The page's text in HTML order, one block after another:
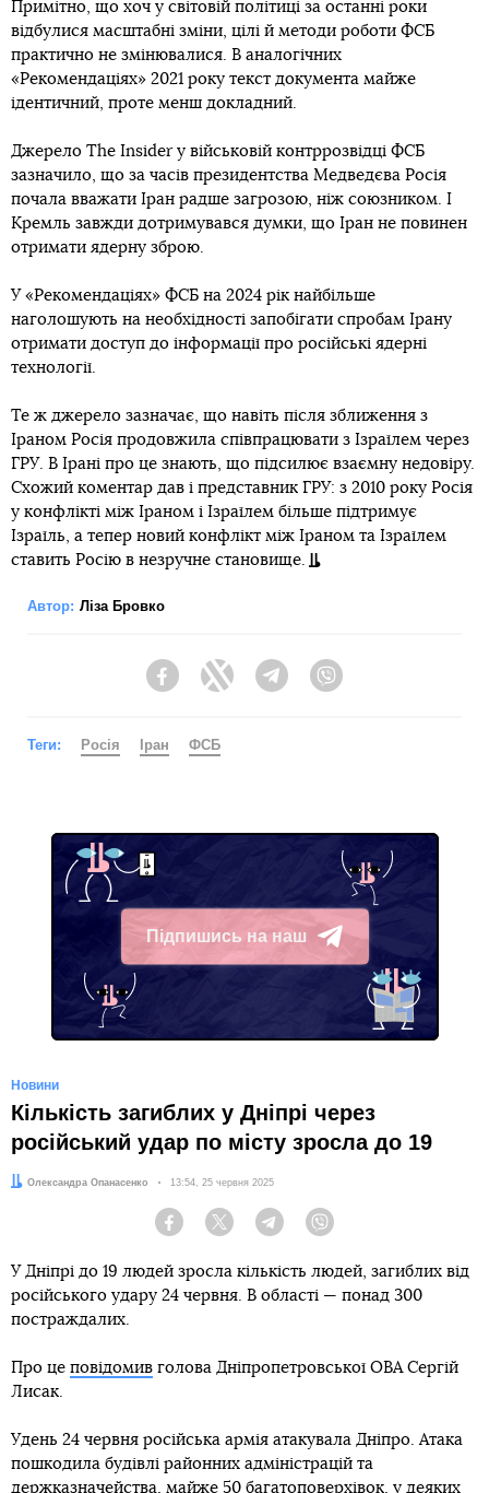
Примітно, що хоч у світовій політиці за останні роки
відбулися масштабні зміни, цілі й методи роботи ФСБ
практично не змінювалися. В аналогічних
«Рекомендаціях» 2021 року текст документа майже
ідентичний, проте менш докладний.
Джерело The Insider у військовій контррозвідці ФСБ
зазначило, що за часів президентства Медведєва Росія
почала вважати Іран радше загрозою, ніж союзником. І
Кремль завжди дотримувався думки, що Іран не повинен
отримати ядерну зброю.
У «Рекомендаціях» ФСБ на 2024 рік найбільше
наголошують на необхідності запобігати спробам Ірану
отримати доступ до інформації про російські ядерні
технології.
Те ж джерело зазначає, що навіть після зближення з
Іраном Росія продовжила співпрацювати з Ізраїлем через
ГРУ. В Ірані про це знають, що підсилює взаємну недовіру.
Схожий коментар дав і представник ГРУ: з 2010 року Росія
у конфлікті між Іраном і Ізраїлем більше підтримує
Ізраїль, а тепер новий конфлікт між Іраном та Ізраїлем
ставить Росію в незручне становище.
Автор: Ліза Бровко
FacebookTwitter Telegram
Теги: Росія Іран ФСБ
Підпишись на наш
Telegram
Новини
Кількість загиблих у Дніпрі через
російський удар по місту зросла до 19
Автор:
Олександра Опанасенко Дата:
13:54, 25 червня 2025
Facebook Twitter Telegram
У Дніпрі до 19 людей зросла кількість людей, загиблих від
російського удару 24 червня. В області — понад 300
постраждалих.
Про це повідомив голова Дніпропетровської ОВА Сергій
Лисак.
Удень 24 червня російська армія атакувала Дніпро. Атака
пошкодила будівлі районних адміністрацій та
держказначейства, майже 50 багатоповерхівок, у деяких